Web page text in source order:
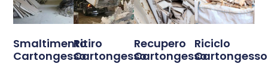
Smaltimento
Cartongesso
Ritiro
Cartongesso
Recupero
Cartongesso
Riciclo
Cartongesso